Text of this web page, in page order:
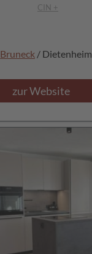
CIN +
Bruneck / Dietenheim
zur Website